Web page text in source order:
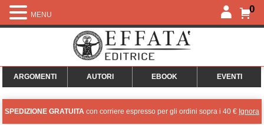
0
ARGOMENTI AUTORI EBOOK EVENTI
SPEDIZIONE GRATUITA con corriere espresso per gli ordini sopra i 40 € Ignora
MENU